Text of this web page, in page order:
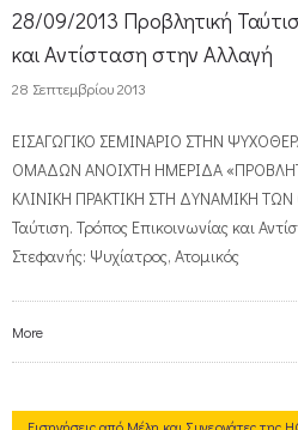
28/09/2013 Προβλητική
και Αντίσταση στην Αλλαγή
28 Σεπτεμβρίου 2013
ΕΙΣΑΓΩΓΙΚΟ ΣΕΜΙΝΑΡΙΟ ΣΤΗΝ
ΟΜΑΔΩΝ ΑΝΟΙΧΤΗ ΗΜΕΡΙΔΑ
ΚΛΙΝΙΚΗ ΠΡΑΚΤΙΚΗ ΣΤΗ ΔΥΝΑΜΙΚΗ
Ταύτιση. Τρόπος Επικοινωνίας και
Στεφανής: Ψυχίατρος, Ατομικός
More